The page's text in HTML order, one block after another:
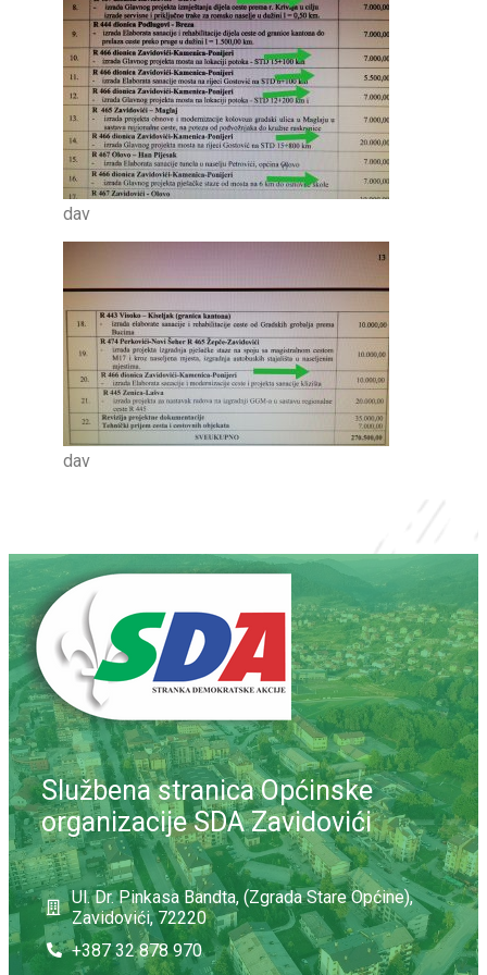
dav
dav
Službena stranica Općinske
organizacije SDA Zavidovići
Ul. Dr. Pinkasa Bandta, (Zgrada Stare Općine),
Zavidovići, 72220
+387 32 878 970